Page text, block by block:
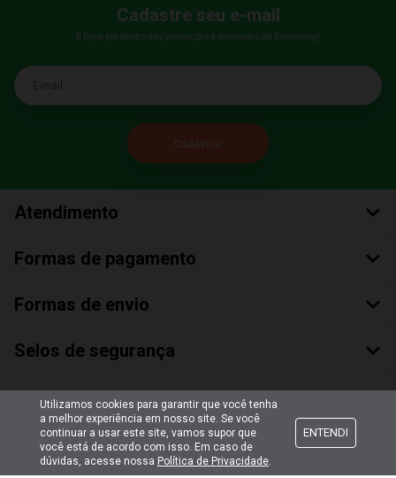
Cadastre seu e-mail
E fique por dentro das promoções e novidades da Bumerang!
E-mail
Atendimento
Formas de pagamento
Formas de envio
Selos de segurança
Copyright © 2018 Todos Os Direitos Reservados
Utilizamos cookies para garantir que você tenha
a melhor experiência em nosso site. Se você
continuar a usar este site, vamos supor que
você está de acordo com isso. Em caso de
dúvidas, acesse nossa Política de Privacidade.
ENTENDI